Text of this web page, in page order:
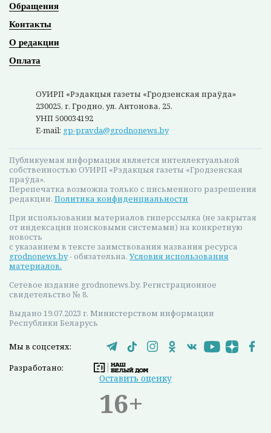
Обращения
Контакты
О редакции
Оплата
ОУИРП «Рэдакцыя газеты «Гродзенская праўда»
230025, г. Гродно, ул. Антонова, 25.
УНП 500034192
E-mail: gp-pravda@grodnonews.by
Публикуемая информация является интеллектуальной
собственностью ОУИРП «Рэдакцыя газеты «Гродзенская
праўда».
Перепечатка возможна только с письменного разрешения
редакции. Политика конфиденциальности
При использовании материалов гиперссылка (не закрытая
от индексации поисковыми системами) на конкретную
новость
с указанием в тексте заимствования названия ресурса
grodnonews.by- обязательна. Условия использования
материалов.
Сетевое издание grodnonews.by. Регистрационное
свидетельство № 8.
Выдано 19.07.2023 г. Министерством информации
Республики Беларусь
Мы в соцсетях:
Разработано:
Оставить оценку
16+